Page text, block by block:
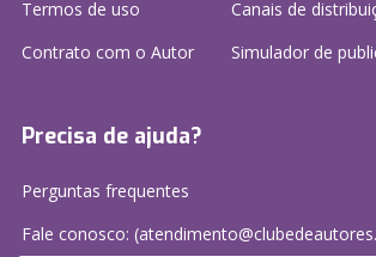
Termos de uso
Contrato com o Autor
Canais de
Simulador de
Precisa de ajuda?
Perguntas frequentes
Fale conosco: